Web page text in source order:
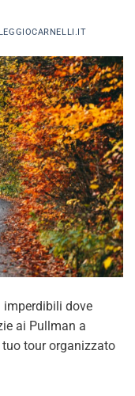
imperdibili dove
ai Pullman a
tuo tour organizzato